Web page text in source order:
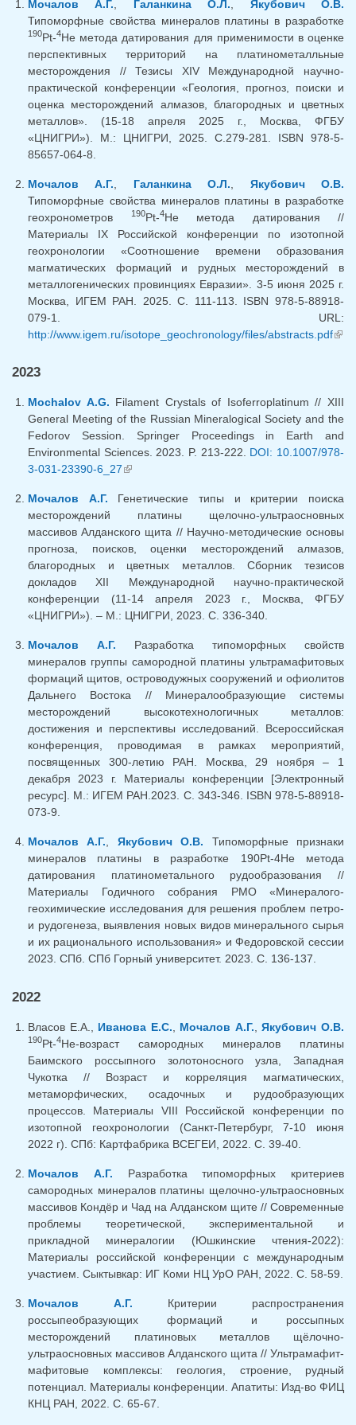
Мочалов А.Г. Галанкина О.Л.
Якубович О.В.
Типоморфные свойства минералов платины в разработке
190Pt-4He метода датирования для применимости в оценке
перспективных территорий на платинометалльные
месторождения // Тезисы XIV Международной научно-
практической конференции «Геология, прогноз, поиски и
оценка месторождений алмазов, благородных и цветных
металлов». (15-18 апреля 2025 г., Москва, ФГБУ
«ЦНИГРИ»). М.: ЦНИГРИ, 2025. C.279-281. ISBN 978-5-
85657-064-8.
Мочалов А.Г. Галанкина О.Л.
Якубович О.В.
Типоморфные свойства минералов платины в разработке
геохронометров
190Pt-4He метода датирования //
Материалы IX Российской конференции по изотопной
геохронологии «Соотношение времени образования
магматических формаций и рудных месторождений в
металлогенических провинциях Евразии». 3-5 июня 2025 г.
Москва, ИГЕМ РАН. 2025. С. 111-113. ISBN 978-5-88918-
079-1. URL:
http://www.igem.ru/isotope_geochronology/files/abstracts.pdf
2023
Mochalov A.G. Filament Crystals of Isoferroplatinum // XIII
General Meeting of the Russian Mineralogical Society and the
Fedorov Session. Springer Proceedings in Earth and
Environmental Sciences. 2023. P. 213-222. DOI: 10.1007/978-
3-031-23390-6_27(link is external)
Мочалов А.Г. Генетические типы и критерии поиска
месторождений платины щелочно-ультраосновных
массивов Алданского щита // Научно-методические основы
прогноза, поисков, оценки месторождений алмазов,
благородных и цветных металлов. Сборник тезисов
докладов ХII Международной научно-практической
конференции (11-14 апреля 2023 г., Москва, ФГБУ
«ЦНИГРИ»). – М.: ЦНИГРИ, 2023. С. 336-340.
Мочалов А.Г. Разработка типоморфных свойств
минералов группы самородной платины ультрамафитовых
формаций щитов, островодужных сооружений и офиолитов
Дальнего Востока // Минералообразующие системы
месторождений высокотехнологичных металлов:
достижения и перспективы исследований. Всероссийская
конференция, проводимая в рамках мероприятий,
посвященных 300-летию РАН. Москва, 29 ноября – 1
декабря 2023 г. Материалы конференции [Электронный
ресурс]. М.: ИГЕМ РАН.2023. С. 343-346. ISBN 978-5-88918-
073-9.
Мочалов А.Г. Якубович О.В. Типоморфные признаки
минералов платины в разработке 190Pt-4He метода
датирования платинометального рудообразования //
Материалы Годичного собрания РМО «Минералого-
геохимические исследования для решения проблем петро-
и рудогенеза, выявления новых видов минерального сырья
и их рационального использования» и Федоровской сессии
2023. СПб. СПб Горный университет. 2023. С. 136-137.
2022
Власов Е.А., Иванова Е.С. Мочалов А.Г. ,Якубович О.В.
190Pt-4He-возраст самородных минералов платины
Баимского россыпного золотоносного узла, Западная
Чукотка // Возраст и корреляция магматических,
метаморфических, осадочных и рудообразующих
процессов. Материалы VIII Российской конференции по
изотопной геохронологии (Санкт-Петербург, 7-10 июня
2022 г). СПб: Картфабрика ВСЕГЕИ, 2022. С. 39-40.
Мочалов А.Г. Разработка типоморфных критериев
самородных минералов платины щелочно-ультраосновных
массивов Кондёр и Чад на Алданском щите // Современные
проблемы теоретической, экспериментальной и
прикладной минералогии (Юшкинские чтения-2022):
Материалы российской конференции с международным
участием. Сыктывкар: ИГ Коми НЦ УрО РАН, 2022. С. 58-59.
Мочалов А.Г. Критерии распространения
россыпеобразующих формаций и россыпных
месторождений платиновых металлов щёлочно-
ультраосновных массивов Алданского щита // Ультрамафит-
мафитовые комплексы: геология, строение, рудный
потенциал. Материалы конференции. Апатиты: Изд-во ФИЦ
КНЦ РАН, 2022. С. 65-67.